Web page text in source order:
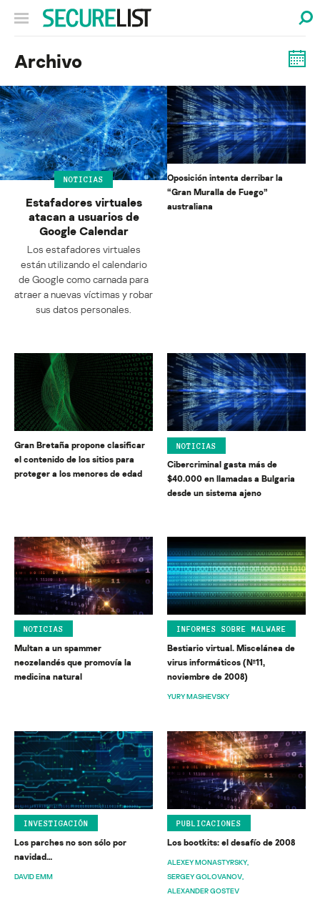
Archivo
NOTICIAS
Estafadores virtuales
atacan a usuarios de
Google Calendar
Los estafadores virtuales
están utilizando el calendario
de Google como carnada para
atraer a nuevas víctimas y robar
sus datos personales.
Oposición intenta derribar la
“Gran Muralla de Fuego”
australiana
Gran Bretaña propone clasificar
el contenido de los sitios para
proteger a los menores de edad
NOTICIAS
Cibercriminal gasta más de
$40.000 en llamadas a Bulgaria
desde un sistema ajeno
NOTICIAS
Multan a un spammer
neozelandés que promovía la
medicina natural
INFORMES SOBRE MALWARE
Bestiario virtual. Miscelánea de
virus informáticos (№11,
noviembre de 2008)
YURY MASHEVSKY
INVESTIGACIÓN
Los parches no son sólo por
navidad…
DAVID EMM
PUBLICACIONES
Los bootkits: el desafío de 2008
ALEXEY MONASTYRSKY
SERGEY GOLOVANOV
ALEXANDER GOSTEV